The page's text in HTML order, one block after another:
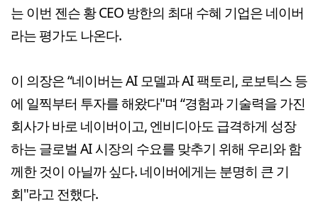
는 이번 젠슨 황 CEO 방한의 최대 수혜 기업은 네이버
라는 평가도 나온다.
이 의장은 “네이버는 AI 모델과 AI 팩토리, 로보틱스 등
에 일찍부터 투자를 해왔다"며 “경험과 기술력을 가진
회사가 바로 네이버이고, 엔비디아도 급격하게 성장
하는 글로벌 AI 시장의 수요를 맞추기 위해 우리와 함
께한 것이 아닐까 싶다. 네이버에게는 분명히 큰 기
회"라고 전했다.